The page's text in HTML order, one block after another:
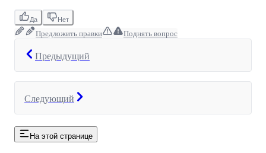
Да Нет
Предложить правки Поднять вопрос
Предыдущий
Следующий
На этой странице